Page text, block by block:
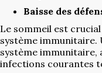
Baisse des
Le sommeil est
système immunitaire.
système immunitaire,
infections courantes